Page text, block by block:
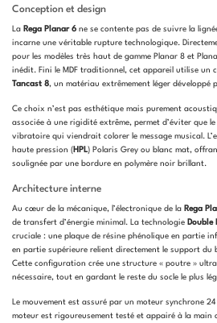
Conception et design
La Rega Planar 6 ne se contente pas de suivre la
incarne une véritable rupture technologique.
pour les modèles très haut de gamme Planar 8 et
inédit. Fini le MDF traditionnel, cet appareil utilise un
Tancast 8, un matériau extrêmement léger développé
Ce choix n’est pas esthétique mais purement
associée à une rigidité extrême, permet d’éviter que le
vibratoire qui viendrait colorer le message musical.
haute pression ( HPL) Polaris Grey ou blanc mat,
soulignée par une bordure en polymère noir brillant.
Architecture interne
Au cœur de la mécanique, l’électronique de la Rega
de transfert d’énergie minimal. La technologie Double
cruciale : une plaque de résine phénolique en partie
en partie supérieure relient directement le support du
Cette configuration crée une structure « poutre »
nécessaire, tout en gardant le reste du socle le plus
Le mouvement est assuré par un moteur synchrone
moteur est rigoureusement testé et appairé à la main